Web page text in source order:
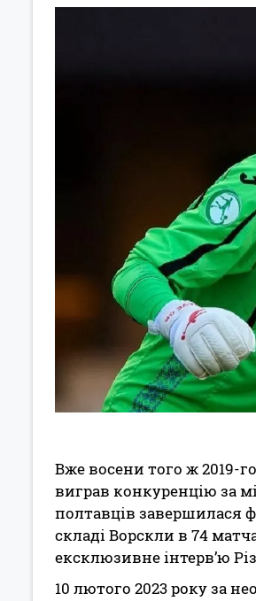
Вже восени того ж 2019-
виграв конкуренцію за
полтавців завершилася
складі Ворскли в 74
ексклюзивне інтерв’ю
10 лютого 2023 року за